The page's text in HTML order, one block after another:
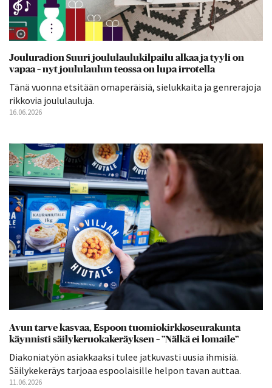
Jouluradion Suuri joululaulukilpailu alkaa ja tyyli on
vapaa – nyt joululaulun teossa on lupa irrotella
Tänä vuonna etsitään omaperäisiä, sielukkaita ja genrerajoja
rikkovia joululauluja.
16.06.2026
Avun tarve kasvaa, Espoon tuomiokirkkoseurakunta
käynnisti säilykeruokakeräyksen – ”Nälkä ei lomaile”
Diakoniatyön asiakkaaksi tulee jatkuvasti uusia ihmisiä.
Säilykekeräys tarjoaa espoolaisille helpon tavan auttaa.
11.06.2026